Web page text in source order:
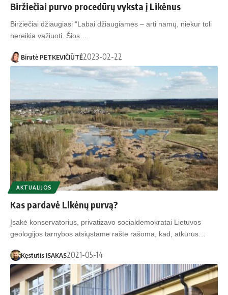
Biržiečiai purvo procedūrų vyksta į Likėnus
Biržiečiai džiaugiasi “Labai džiaugiamės – arti namų, niekur toli
nereikia važiuoti. Šios…
Birutė PETKEVIČIŪTĖ2023-02-22
AKTUALIJOS
Kas pardavė Likėnų purvą?
Įsakė konservatorius, privatizavo socialdemokratai Lietuvos
geologijos tarnybos atsiųstame rašte rašoma, kad, atkūrus…
Kęstutis ISAKAS2021-05-14